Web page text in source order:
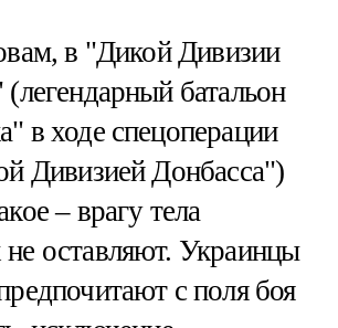
в "Дикой Дивизии
батальон
в ходе спецоперации
Дивизией Донбасса")
– врагу тела
оставляют. Украинцы
с поля боя